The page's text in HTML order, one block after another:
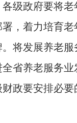
级政府要将
，着力培育
将发展养老
省养老服务
政要安排必